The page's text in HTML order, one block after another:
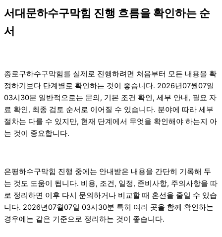
서대문하수구막힘 진행 흐름을 확인하는 순
서
종로구하수구막힘를 실제로 진행하려면 처음부터 모든 내용을 확
정하기보다 단계별로 확인하는 것이 좋습니다. 2026년07월07일
03시30분 일반적으로는 문의, 기본 조건 확인, 세부 안내, 필요 자
료 확인, 최종 검토 순서로 이어질 수 있습니다. 분야에 따라 세부
절차는 다를 수 있지만, 현재 단계에서 무엇을 확인해야 하는지 아
는 것이 중요합니다.
은평하수구막힘 진행 중에는 안내받은 내용을 간단히 기록해 두
는 것도 도움이 됩니다. 비용, 조건, 일정, 준비사항, 주의사항을 따
로 정리하면 이후 다시 문의하거나 비교할 때 혼선을 줄일 수 있습
니다. 2026년07월07일 03시30분 특히 여러 곳을 함께 확인하는
경우에는 같은 기준으로 정리하는 것이 좋습니다.